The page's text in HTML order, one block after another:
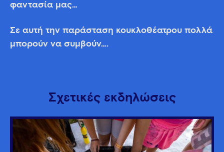
φαντασία μας…
Σε αυτή την παράσταση κουκλοθέατρου πολλά
μπορούν να συμβούν….
Σχετικές εκδηλώσεις